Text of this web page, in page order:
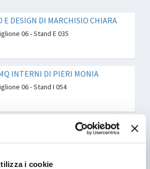
i cookie
E DESIGN DI MARCHISIO CHIARA
06 - Stand E 035
INTERNI DI PIERI MONIA
06 - Stand I 054
ART GALLERY DI TABERINI